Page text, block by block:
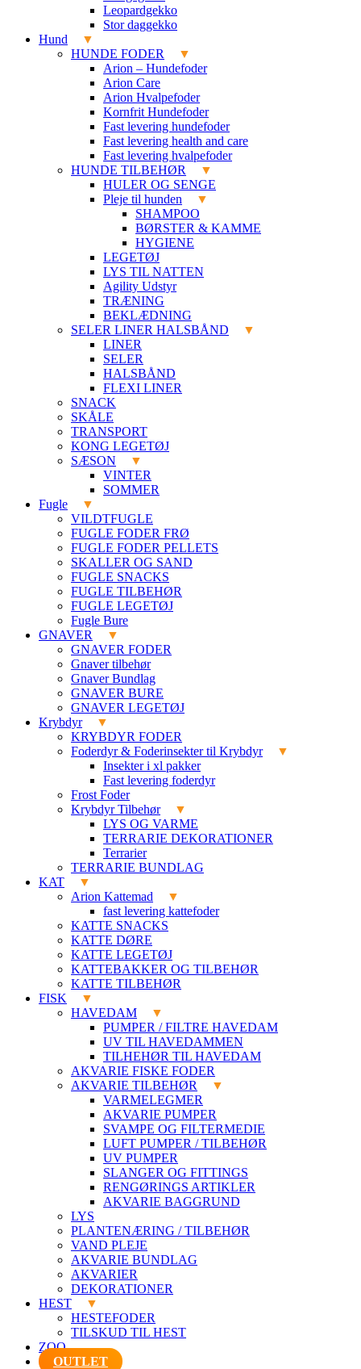
Leopardgekko
Stor daggekko
Hund
HUNDE FODER
Arion – Hundefoder
Arion Care
Arion Hvalpefoder
Kornfrit Hundefoder
Fast levering hundefoder
Fast levering health and care
Fast levering hvalpefoder
HUNDE TILBEHØR
HULER OG SENGE
Pleje til hunden
SHAMPOO
BØRSTER & KAMME
HYGIENE
LEGETØJ
LYS TIL NATTEN
Agility Udstyr
TRÆNING
BEKLÆDNING
SELER LINER HALSBÅND
LINER
SELER
HALSBÅND
FLEXI LINER
SNACK
SKÅLE
TRANSPORT
KONG LEGETØJ
SÆSON
VINTER
SOMMER
Fugle
VILDTFUGLE
FUGLE FODER FRØ
FUGLE FODER PELLETS
SKALLER OG SAND
FUGLE SNACKS
FUGLE TILBEHØR
FUGLE LEGETØJ
Fugle Bure
GNAVER
GNAVER FODER
Gnaver tilbehør
Gnaver Bundlag
GNAVER BURE
GNAVER LEGETØJ
Krybdyr
KRYBDYR FODER
Foderdyr & Foderinsekter til Krybdyr
Insekter i xl pakker
Fast levering foderdyr
Frost Foder
Krybdyr Tilbehør
LYS OG VARME
TERRARIE DEKORATIONER
Terrarier
TERRARIE BUNDLAG
KAT
Arion Kattemad
fast levering kattefoder
KATTE SNACKS
KATTE DØRE
KATTE LEGETØJ
KATTEBAKKER OG TILBEHØR
KATTE TILBEHØR
FISK
HAVEDAM
PUMPER / FILTRE HAVEDAM
UV TIL HAVEDAMMEN
TILHEHØR TIL HAVEDAM
AKVARIE FISKE FODER
AKVARIE TILBEHØR
VARMELEGMER
AKVARIE PUMPER
SVAMPE OG FILTERMEDIE
LUFT PUMPER / TILBEHØR
UV PUMPER
SLANGER OG FITTINGS
RENGØRINGS ARTIKLER
AKVARIE BAGGRUND
LYS
PLANTENÆRING / TILBEHØR
VAND PLEJE
AKVARIE BUNDLAG
AKVARIER
DEKORATIONER
HEST
HESTEFODER
TILSKUD TIL HEST
ZOO
OUTLET